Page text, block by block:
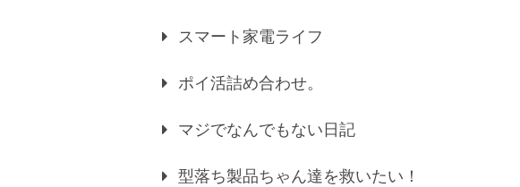
スマート家電ライフ
ポイ活詰め合わせ。
マジでなんでもない日記
型落ち製品ちゃん達を救いたい！